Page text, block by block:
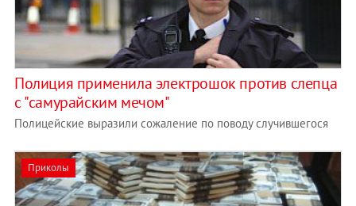
Полиция применила электрошок против слепца
с "самурайским мечом"
Полицейские выразили сожаление по поводу случившегося
Приколы